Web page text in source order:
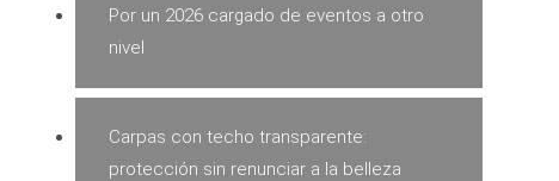
Por un 2026 cargado de eventos a otro
nivel
Carpas con techo transparente:
protección sin renunciar a la belleza